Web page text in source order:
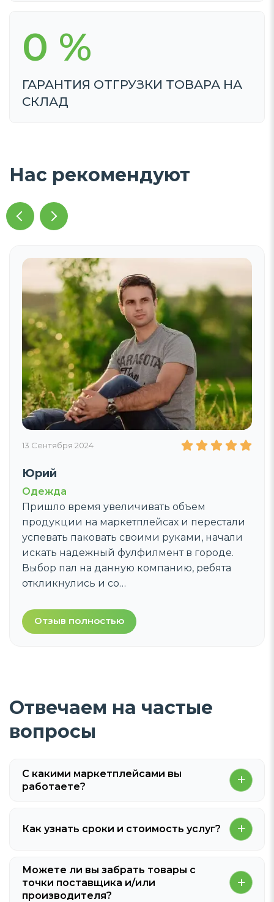
0 %
ГАРАНТИЯ ОТГРУЗКИ ТОВАРА НА
СКЛАД
Нас рекомендуют
03 Октября 2024
Мария Власова
Косметика
Уже не в первый раз обращаемся в эту
компанию когда необходимо отгрузить
товары. Замечательная команда - делают
все профессионально, четко и слаженно.
При первом обращении подсказали, как
лучше запаковать,…
Отзыв полностью
Отвечаем на частые
вопросы
С какими маркетплейсами вы
работаете?
Как узнать сроки и стоимость услуг?
Можете ли вы забрать товары с
точки поставщика и/или
производителя?